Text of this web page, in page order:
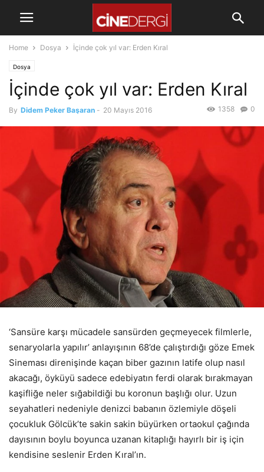
Home Dosya İçinde çok yıl var: Erden Kıral
Dosya
İçinde çok yıl var: Erden Kıral
By Didem Peker Başaran - 20 Mayıs 2016 0
1358
‘Sansüre karşı mücadele sansürden geçmeyecek filmlerle,
senaryolarla yapılır’ anlayışının 68’de çalıştırdığı göze Emek
Sineması direnişinde kaçan biber gazının latife olup nasıl
akacağı, öyküyü sadece edebiyatın ferdi olarak bırakmayan
kaşifliğe neler sığabildiği bu koronun başlığı olur. Uzun
seyahatleri nedeniyle denizci babanın özlemiyle döşeli
çocukluk Gölcük’te sakin sakin büyürken ortaokul çağında
dayısının boylu boyunca uzanan kitaplığı hayırlı bir iş için
kendisine seslenir Erden Kıral’ın.